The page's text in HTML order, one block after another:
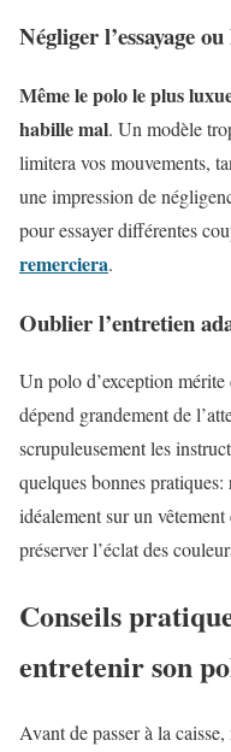
Négliger l’essayage
Même le polo le plus
habille mal. Un modèle
limitera vos mouvements,
une impression de
pour essayer différentes
remerciera.
Oublier l’entretien
Un polo d’exception
dépend grandement de
scrupuleusement les
quelques bonnes pratiques:
idéalement sur un
préserver l’éclat des
Conseils
entretenir son
Avant de passer à la